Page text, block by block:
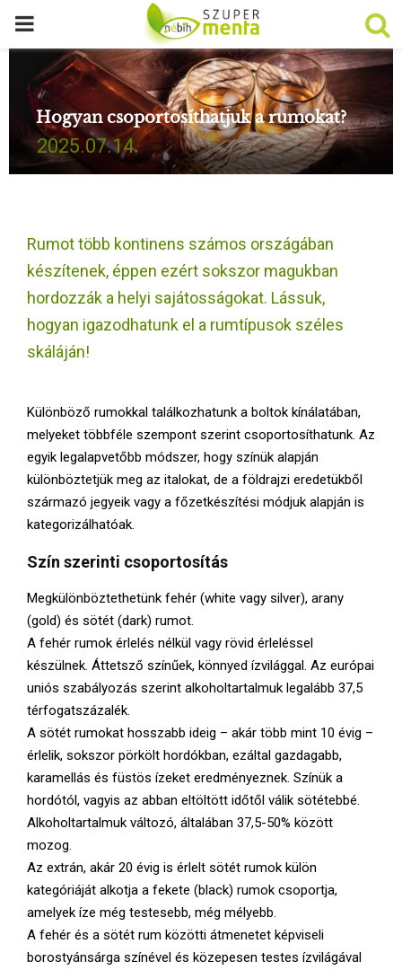
P
M
R
M
E
N
U
Hogyan csoportosíthatjuk a rumokat?
2025.07.14.
Rumot több kontinens számos országában
készítenek, éppen ezért sokszor magukban
hordozzák a helyi sajátosságokat. Lássuk,
hogyan igazodhatunk el a rumtípusok széles
skáláján!
Különböző rumokkal találkozhatunk a boltok kínálatában,
melyeket többféle szempont szerint csoportosíthatunk. Az
egyik legalapvetőbb módszer, hogy színük alapján
különböztetjük meg az italokat, de a földrajzi eredetükből
származó jegyeik vagy a főzetkészítési módjuk alapján is
kategorizálhatóak.
Szín szerinti csoportosítás
Megkülönböztethetünk fehér (white vagy silver), arany
(gold) és sötét (dark) rumot.
A fehér rumok érlelés nélkül vagy rövid érleléssel
készülnek. Áttetsző színűek, könnyed ízvilággal. Az európai
uniós szabályozás szerint alkoholtartalmuk legalább 37,5
térfogatszázalék.
A sötét rumokat hosszabb ideig – akár több mint 10 évig –
érlelik, sokszor pörkölt hordókban, ezáltal gazdagabb,
karamellás és füstös ízeket eredményeznek. Színük a
hordótól, vagyis az abban eltöltött időtől válik sötétebbé.
Alkoholtartalmuk változó, általában 37,5-50% között
mozog.
Az extrán, akár 20 évig is érlelt sötét rumok külön
kategóriáját alkotja a fekete (black) rumok csoportja,
amelyek íze még testesebb, még mélyebb.
A fehér és a sötét rum közötti átmenetet képviseli
borostyánsárga színével és közepesen testes ízvilágával